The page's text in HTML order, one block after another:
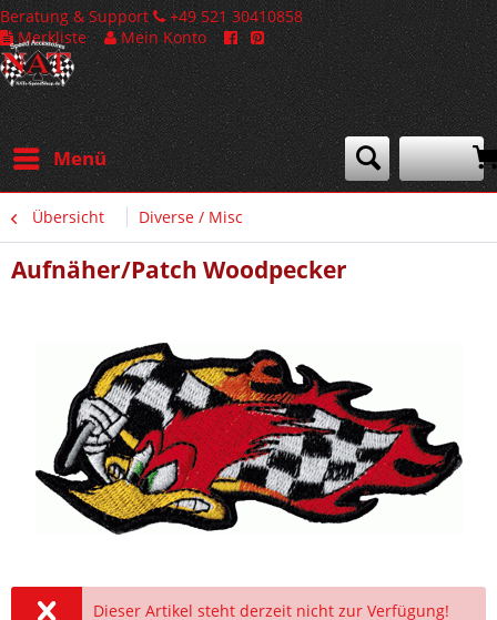
Beratung & Support
+49 521 30410858
Merkliste
Mein Konto
Menü
Übersicht Diverse / Misc
Aufnäher/Patch Woodpecker
Dieser Artikel steht derzeit nicht zur Verfügung!